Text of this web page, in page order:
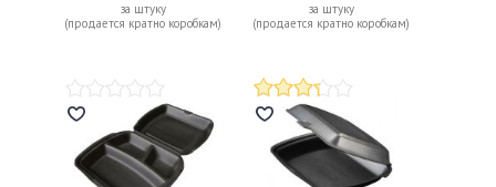
за штуку
(продается кратно коробкам)
за штуку
(продается кратно коробкам)